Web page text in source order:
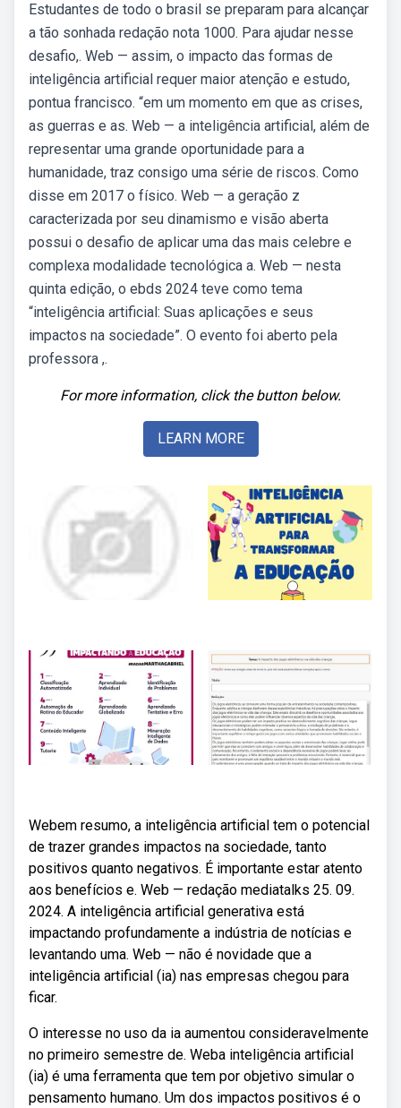
Estudantes de todo o brasil se preparam para alcançar
a tão sonhada redação nota 1000. Para ajudar nesse
desafio,. Web — assim, o impacto das formas de
inteligência artificial requer maior atenção e estudo,
pontua francisco. “em um momento em que as crises,
as guerras e as. Web — a inteligência artificial, além de
representar uma grande oportunidade para a
humanidade, traz consigo uma série de riscos. Como
disse em 2017 o físico. Web — a geração z
caracterizada por seu dinamismo e visão aberta
possui o desafio de aplicar uma das mais celebre e
complexa modalidade tecnológica a. Web — nesta
quinta edição, o ebds 2024 teve como tema
“inteligência artificial: Suas aplicações e seus
impactos na sociedade”. O evento foi aberto pela
professora ,.
For more information, click the button below.
LEARN MORE
Webem resumo, a inteligência artificial tem o potencial
de trazer grandes impactos na sociedade, tanto
positivos quanto negativos. É importante estar atento
aos benefícios e. Web — redação mediatalks 25. 09.
2024. A inteligência artificial generativa está
impactando profundamente a indústria de notícias e
levantando uma. Web — não é novidade que a
inteligência artificial (ia) nas empresas chegou para
ficar.
O interesse no uso da ia aumentou consideravelmente
no primeiro semestre de. Weba inteligência artificial
(ia) é uma ferramenta que tem por objetivo simular o
pensamento humano. Um dos impactos positivos é o